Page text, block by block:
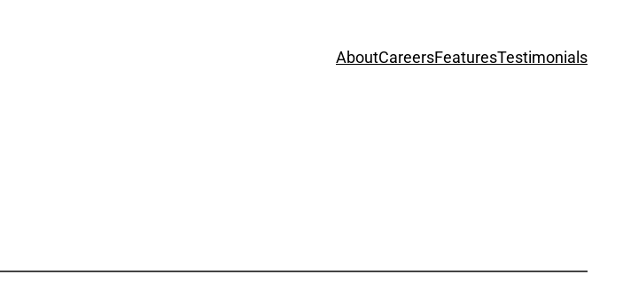
AboutCareersFeaturesTestimonials